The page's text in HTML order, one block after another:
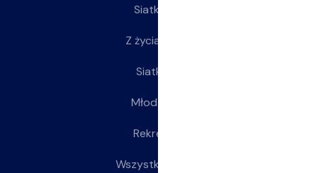
Siatkarze
Z życia klubu
Siatkarki
Młodziczki
Rekreacja
Wszystkie wpisy